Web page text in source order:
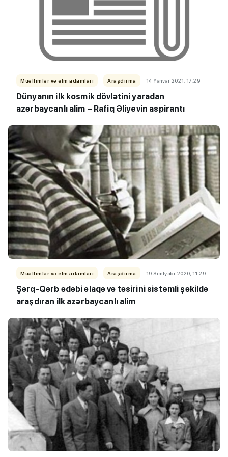
Müəllimlər və elm adamları Araşdırma 14 Yanvar 2021, 17:29
Dünyanın ilk kosmik dövlətini yaradan
azərbaycanlı alim – Rafiq Əliyevin aspirantı
Müəllimlər və elm adamları Araşdırma 19 Sentyabr 2020, 11:29
Şərq-Qərb ədəbi əlaqə və təsirini sistemli şəkildə
araşdıran ilk azərbaycanlı alim